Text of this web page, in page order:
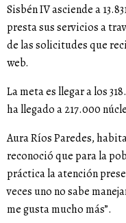
Sisbén IV asciende a
presta sus servicios a
de las solicitudes que
web.
La meta es llegar a los
ha llegado a 217.000
Aura Ríos Paredes,
reconoció que para la
práctica la atención
veces uno no sabe
me gusta mucho más”.